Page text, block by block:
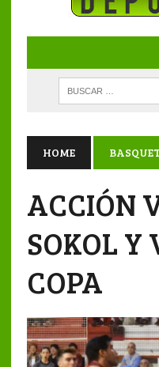
HOME
ACCIÓN
SOKOL Y
COPA